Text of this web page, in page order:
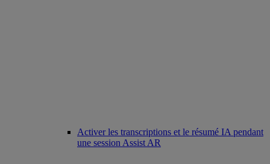
Activer les transcriptions et le résumé IA pendant
une session Assist AR